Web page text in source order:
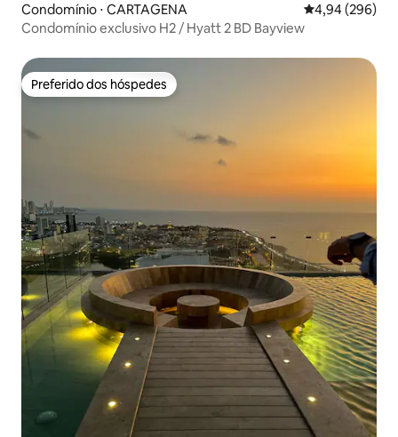
Condomínio ⋅ CARTAGENA 4,94 de uma
4,94 (296)
Condomínio exclusivo H2 / Hyatt 2 BD Bayview
Preferido dos hóspedes
Preferido dos hóspedes